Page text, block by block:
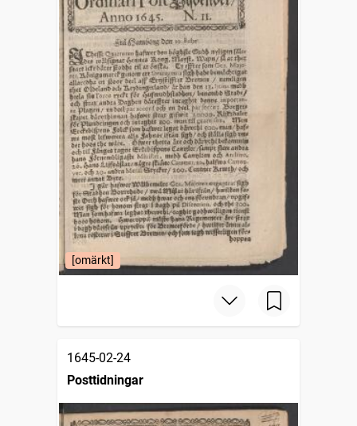
[omärkt]
1645-02-24
Posttidningar